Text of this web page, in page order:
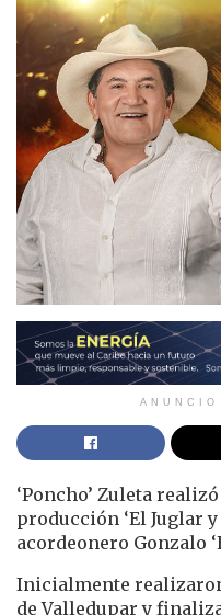
‘Poncho’ Zuleta
producción ‘El Juglar y
acordeonero Gonzalo
Inicialmente
de Valledupar y